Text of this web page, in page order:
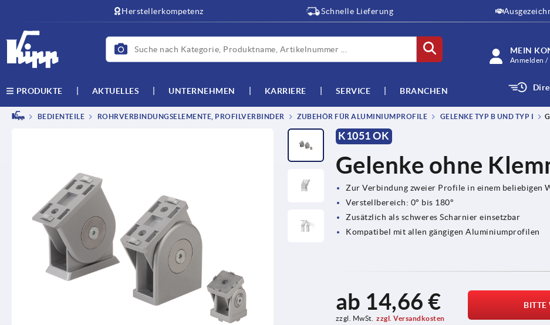
Herstellerkompetenz Schnelle Lieferung
MEIN
Anmelden /
PRODUKTE AKTUELLES UNTERNEHMEN KARRIERE SERVICE BRANCHEN
BEDIENTEILE ROHRVERBINDUNGSELEMENTE, PROFILVERBINDER ZUBEHÖR FÜR ALUMINIUMPROFILE GELENKE TYP B UND TYP I
K1051 OK
Gelenke ohne
Zur Verbindung zweier Profile in einem beliebigen
Verstellbereich: 0° bis 180°
Zusätzlich als schweres Scharnier einsetzbar
Kompatibel mit allen gängigen Aluminiumprofilen
ab 14,66 €
zzgl. MwSt. zzgl. Versandkosten
BITTE